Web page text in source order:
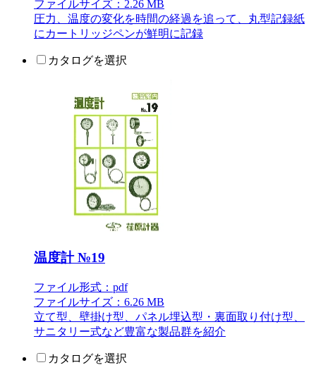
ファイルサイズ：2.26 MB
圧力、温度の変化を時間の経過を追って、丸型記録紙
にカートリッジペンが鮮明に記録
カタログを選択
温度計 №19
ファイル形式：pdf
ファイルサイズ：6.26 MB
立て型、壁掛け型、パネル埋込型・裏面取り付け型、
サニタリー式など豊富な製品群を紹介
カタログを選択